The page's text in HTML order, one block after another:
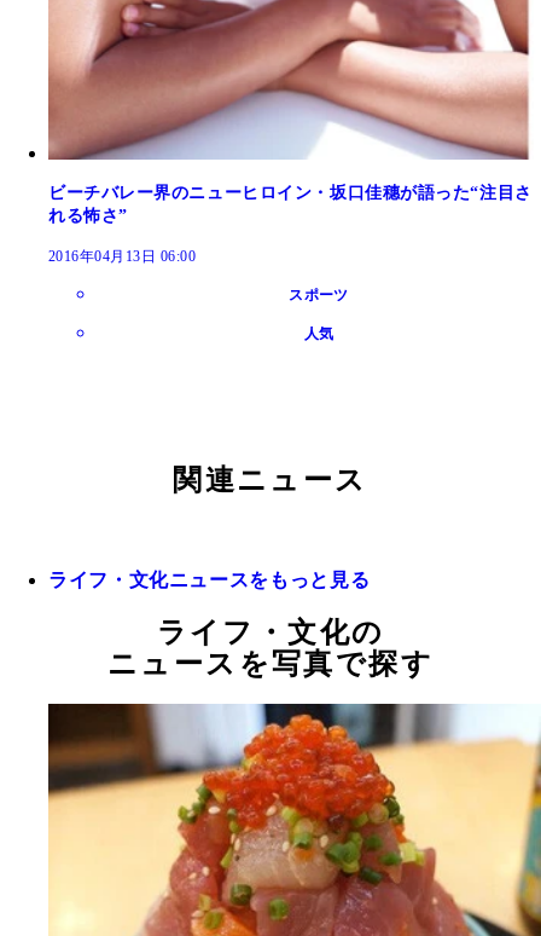
ビーチバレー界のニューヒロイン・坂口佳穗が語った“注目さ
れる怖さ”
2016年04月13日 06:00
スポーツ
人気
関連ニュース
ライフ・文化ニュースをもっと見る
ライフ・文化の
ニュースを写真で探す